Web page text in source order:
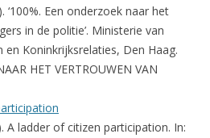
‘100%. Een onderzoek naar het
in de politie’. Ministerie van
en Koninkrijksrelaties, Den Haag.
HET VERTROUWEN VAN
A ladder of citizen participation. In: